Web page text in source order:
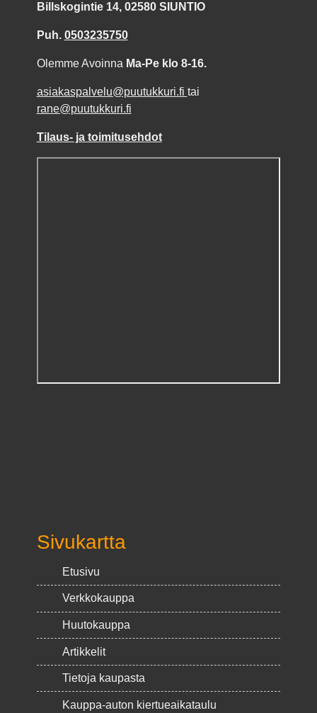
Billskogintie 14, 02580 SIUNTIO
Puh. 0503235750
Olemme Avoinna Ma-Pe klo 8-16.
asiakaspalvelu@puutukkuri.fi tai
rane@puutukkuri.fi
Tilaus- ja toimitusehdot
Sivukartta
Etusivu
Verkkokauppa
Huutokauppa
Artikkelit
Tietoja kaupasta
Kauppa-auton kiertueaikataulu